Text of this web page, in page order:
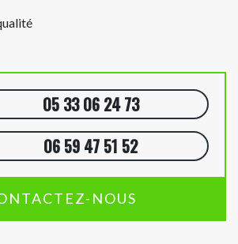
05 33 06 24 73
06 59 47 51 52
NOUS